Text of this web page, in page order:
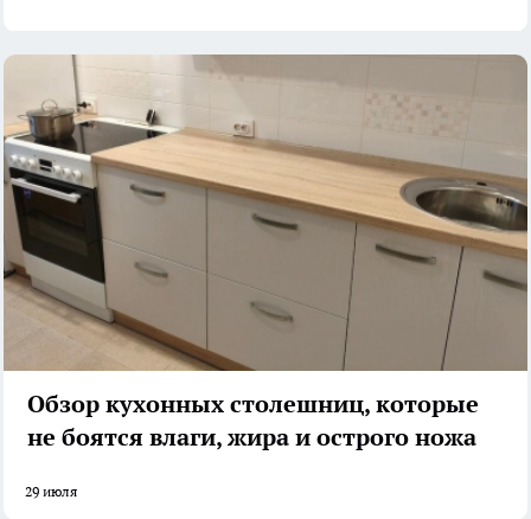
Обзор кухонных столешниц, которые
не боятся влаги, жира и острого ножа
29 июля